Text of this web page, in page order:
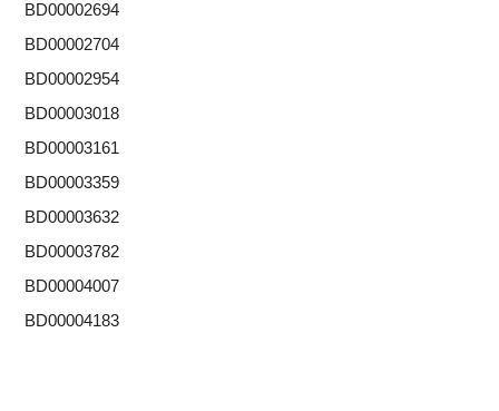
BD00002694
BD00002704
BD00002954
BD00003018
BD00003161
BD00003359
BD00003632
BD00003782
BD00004007
BD00004183